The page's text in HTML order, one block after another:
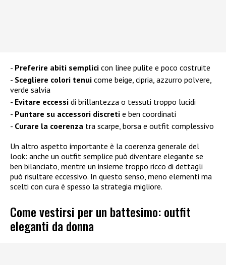
Preferire abiti semplici con linee pulite e poco costruite
Scegliere colori tenui come beige, cipria, azzurro polvere,
verde salvia
Evitare eccessi di brillantezza o tessuti troppo lucidi
Puntare su accessori discreti e ben coordinati
Curare la coerenza tra scarpe, borsa e outfit complessivo
Un altro aspetto importante è la coerenza generale del
look: anche un outfit semplice può diventare elegante se
ben bilanciato, mentre un insieme troppo ricco di dettagli
può risultare eccessivo. In questo senso, meno elementi ma
scelti con cura è spesso la strategia migliore.
Come vestirsi per un battesimo: outfit
eleganti da donna